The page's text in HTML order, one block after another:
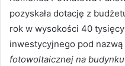
pozyskała dotację z
rok w wysokości 40
inwestycyjnego pod nazwą
fotowoltaicznej na